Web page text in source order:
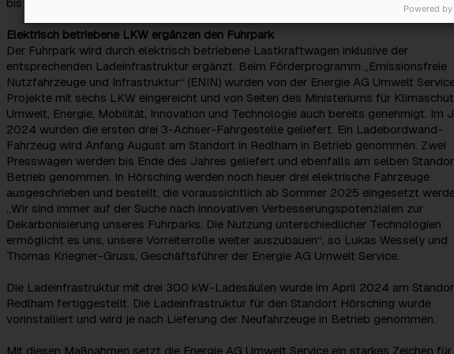
bis zu 5% zeigt sich in der Praxis kein signifikanter Unterschied.
Elektrisch betriebene LKW ergänzen den Fuhrpark
Der Fuhrpark wird durch elektrisch betriebene Lastkraftwagen inklusive der
entsprechenden Ladeinfrastruktur ergänzt. Beim Förderprogramm „Emissionsfreie
Nutzfahrzeuge und Infrastruktur“ (ENIN) wurden von der Energie AG Umwelt
Projekte mit sechs LKW eingereicht und von Seiten des Ministeriums für
Umwelt, Energie, Mobilität, Innovation und Technologie auch bereits genehmigt. Im
2024 wurden die ersten drei 3-Achser-Fahrgestelle geliefert. Ein Ladebordwand-
Fahrzeug wird Anfang August am Standort in Redlham in Betrieb genommen. Zwei
Presswagen werden bis Ende des Jahres geliefert und ebenfalls am selben
Betrieb genommen. In Hörsching werden noch heuer drei elektrische Fahrzeuge
ausgeschrieben und bestellt, die voraussichtlich ab Sommer 2025 eingesetzt
„Wir sind immer auf der Suche nach innovativen Verbesserungspotenzialen zur
Dekarbonisierung unseres Fuhrparks. Die Nutzung unterschiedlicher Technologien
ermöglicht es uns, unsere Vorreiterrolle weiter auszubauen“, so Lukas Wessely und
Thomas Kriegner-Gruss, Geschäftsführer der Energie AG Umwelt Service.
Die Ladeinfrastruktur mit drei 300 kW-Ladesäulen wurde im April 2024 am
Redlham fertiggestellt. Die Ladeinfrastruktur für den Standort Hörsching wurde
vorinstalliert und wird je nach Lieferung der Neufahrzeuge in Betrieb genommen.
Mit diesen Maßnahmen setzt die Energie AG Umwelt Service ein starkes Zeichen für
Powered by